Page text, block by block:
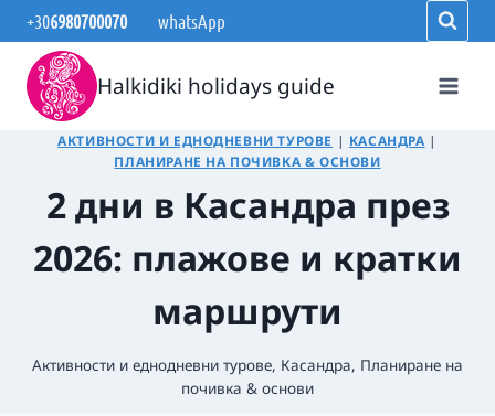
Към
съдържанието
+306980700070 whatsApp
Halkidiki holidays guide
АКТИВНОСТИ И ЕДНОДНЕВНИ ТУРОВЕ | КАСАНДРА |
ПЛАНИРАНЕ НА ПОЧИВКА & ОСНОВИ
2 дни в Касандра през
2026: плажове и кратки
маршрути
Активности и еднодневни турове, Касандра, Планиране на
почивка & основи